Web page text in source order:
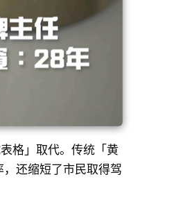
格」取代。传统「黄
还缩短了市民取得驾